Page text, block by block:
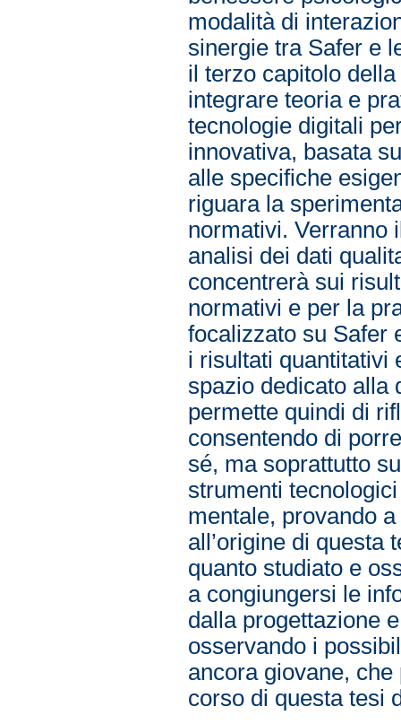
modalità di
sinergie tra Safer e
il terzo capitolo
integrare teoria e
tecnologie digitali
innovativa, basata
alle specifiche
riguara la
normativi. Verranno
analisi dei dati
concentrerà sui
normativi e per la
focalizzato su Safer
i risultati quantitativi
spazio dedicato alla
permette quindi di
consentendo di
sé, ma soprattutto
strumenti
mentale, provando
all’origine di questa
quanto studiato e
a congiungersi le
dalla progettazione
osservando i
ancora giovane,
corso di questa tesi